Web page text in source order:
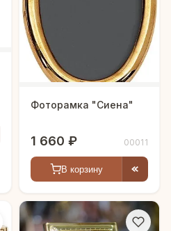
Фоторамка "Сиена"
1 660 ₽ 00011
В корзину